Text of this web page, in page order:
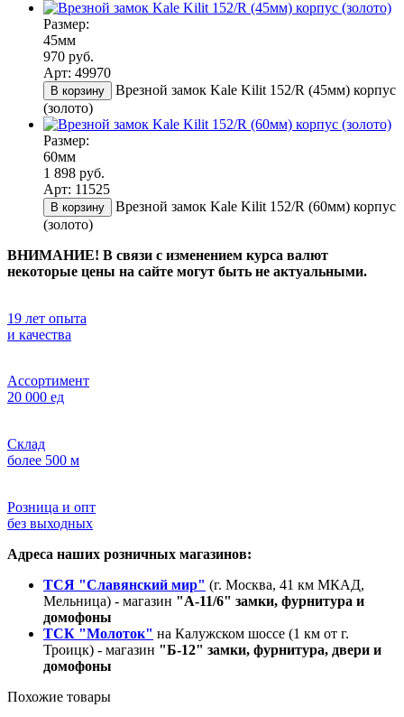
Размер:
45мм
970 руб.
Арт: 49970
В корзину
Врезной замок Kale Kilit 152/R (45мм) корпус
(золото)
Размер:
60мм
1 898 руб.
Арт: 11525
В корзину
Врезной замок Kale Kilit 152/R (60мм) корпус
(золото)
ВНИМАНИЕ! В связи с изменением курса валют
некоторые цены на сайте могут быть не актуальными.
19 лет опыта
и качества
Ассортимент
20 000 ед
Склад
более 500 м
Розница и опт
без выходных
Адреса наших розничных магазинов:
ТСЯ "Славянский мир" (г. Москва, 41 км МКАД,
Мельница) - магазин "А-11/6" замки, фурнитура и
домофоны
ТСК "Молоток" на Калужском шоссе (1 км от г.
Троицк) - магазин "Б-12" замки, фурнитура, двери и
домофоны
Похожие товары